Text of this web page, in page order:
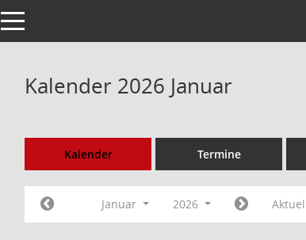
Toggle navigation
Kalender 2026 Januar
Kalender Termine
Januar 2026